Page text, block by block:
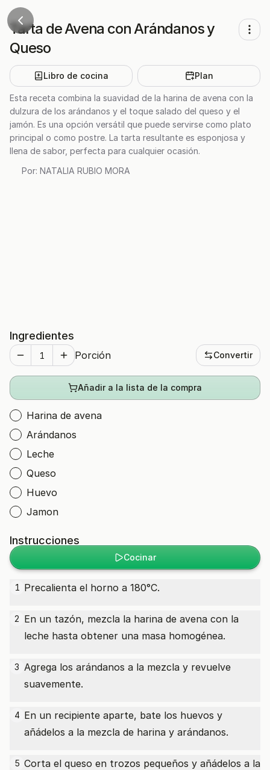
Tarta de Avena con Arándanos y
Queso
Libro de cocina Plan
Esta receta combina la suavidad de la harina de avena con la
dulzura de los arándanos y el toque salado del queso y el
jamón. Es una opción versátil que puede servirse como plato
principal o como postre. La tarta resultante es esponjosa y
llena de sabor, perfecta para cualquier ocasión.
Por: NATALIA RUBIO MORA
Ingredientes
Porción Convertir
Añadir a la lista de la compra
Harina de avena
Arándanos
Leche
Queso
Huevo
Jamon
Instrucciones
Cocinar
1 Precalienta el horno a 180°C.
2 En un tazón, mezcla la harina de avena con la
leche hasta obtener una masa homogénea.
3 Agrega los arándanos a la mezcla y revuelve
suavemente.
4 En un recipiente aparte, bate los huevos y
añádelos a la mezcla de harina y arándanos.
5 Corta el queso en trozos pequeños y añádelos a la